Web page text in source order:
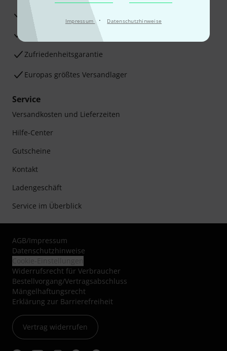
Impressum · Datenschutzhinweise
Beratung durch Fachexperten
Zufriedenheitsgarantie
Europas größtes Versandlager
Service
Versandkosten und Lieferzeiten
Hilfe-Center
Gutscheine
Kontakt
Ladengeschäft
Service im Überblick
AGB/Impressum
Datenschutzhinweise
Widerrufsrecht für Verbraucher
Bestellvorgang/Vertragsabschluss
Mängelhaftungsrecht
Erklärung zur Barrierefreiheit
Vertrag widerrufen